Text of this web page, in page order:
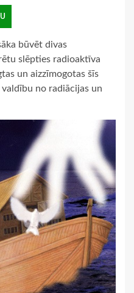
būvēt divas
slēpties radioaktīva
un aizzīmogotas šīs
no radiācijas un